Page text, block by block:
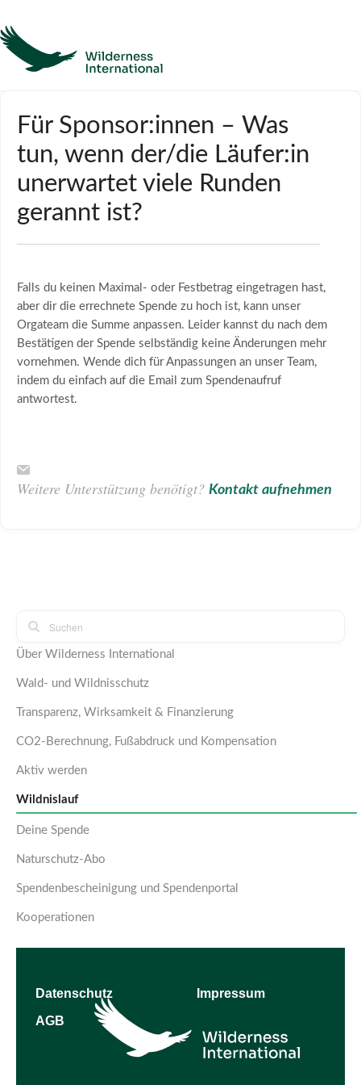
Homepage
Kontakt
Für Sponsor:innen – Was
tun, wenn der/die Läufer:in
unerwartet viele Runden
gerannt ist?
Falls du keinen Maximal- oder Festbetrag eingetragen hast,
aber dir die errechnete Spende zu hoch ist, kann unser
Orgateam die Summe anpassen. Leider kannst du nach dem
Bestätigen der Spende selbständig keine Änderungen mehr
vornehmen. Wende dich für Anpassungen an unser Team,
indem du einfach auf die Email zum Spendenaufruf
antwortest.
Weitere Unterstützung benötigt? Kontakt aufnehmen
Über Wilderness International
Wald- und Wildnisschutz
Transparenz, Wirksamkeit & Finanzierung
CO2-Berechnung, Fußabdruck und Kompensation
Aktiv werden
Wildnislauf
Deine Spende
Naturschutz-Abo
Spendenbescheinigung und Spendenportal
Kooperationen
Datenschutz
Impressum
AGB